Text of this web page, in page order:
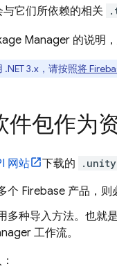
与它们所依赖的相关
Manager 的说明
.NET 3.x，请按照将
件包作为
网站 下载的
个 Firebase 产品，则
多种导入方法。也就
工作流。